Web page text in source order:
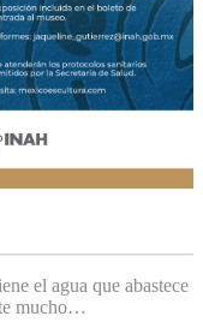
el agua que abastece
mucho…